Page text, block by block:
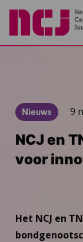
Nieuws 9
NCJ en
voor
Het NCJ en